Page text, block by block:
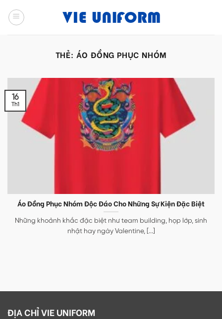
THẺ: ÁO ĐỒNG PHỤC NHÓM
Áo Đồng Phục Nhóm Độc Đáo Cho Những Sự Kiện Đặc Biệt
Những khoảnh khắc đặc biệt như team building, họp lớp, sinh
nhật hay ngày Valentine, [...]
16
Th1
ĐỊA CHỈ VIE UNIFORM